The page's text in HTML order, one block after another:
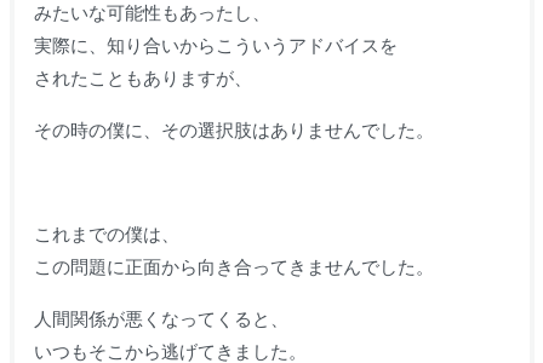
みたいな可能性もあったし、
実際に、知り合いからこういうアドバイスを
されたこともありますが、
その時の僕に、その選択肢はありませんでした。
これまでの僕は、
この問題に正面から向き合ってきませんでした。
人間関係が悪くなってくると、
いつもそこから逃げてきました。